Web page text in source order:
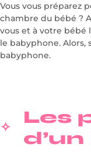
Vous vous préparez
chambre du bébé ?
vous et à votre bébé
le babyphone. Alors,
babyphone.
pen.com
workedLes